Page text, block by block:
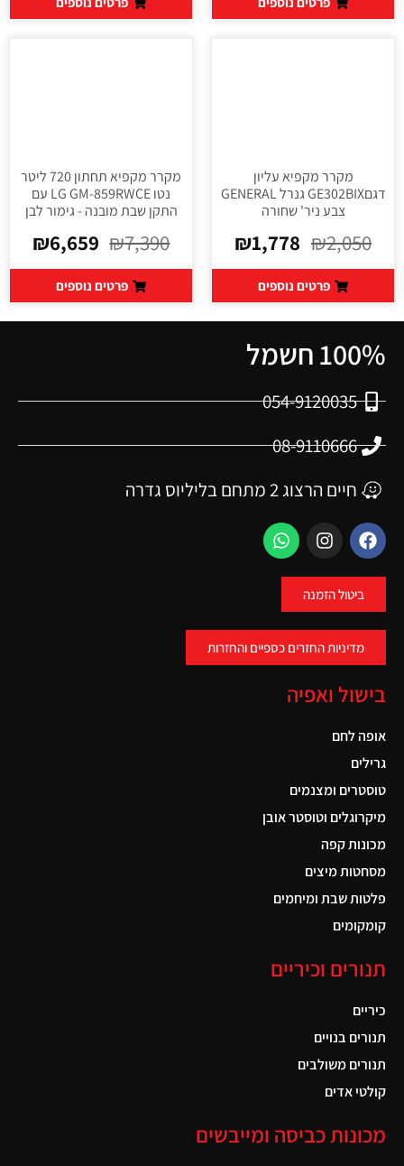
מקרר מקפיא עליון
דגםGE302BIX גנרל GENERAL
צבע ניר' שחורה
₪2,050
₪1,778
פרטים נוספים
מקרר מקפיא תחתון 720 ליטר
נטו LG GM-859RWCE עם
התקן שבת מובנה - גימור לבן
₪7,390
₪6,659
פרטים נוספים
100% חשמל
054-9120035
08-9110666
חיים הרצוג 2 מתחם בליליוס גדרה
ביטול הזמנה
מדיניות החזרים כספיים והחזרות
בישול ואפיה
אופה לחם
גרילים
טוסטרים ומצנמים
מיקרוגלים וטוסטר אובן
מכונות קפה
מסחטות מיצים
פלטות שבת ומיחמים
קומקומים
תנורים וכיריים
כיריים
תנורים בנויים
תנורים משולבים
קולטי אדים
מכונות כביסה ומייבשים